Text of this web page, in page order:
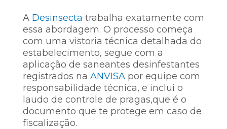
A Desinsecta trabalha exatamente com
essa abordagem. O processo começa
com uma vistoria técnica detalhada do
estabelecimento, segue com a
aplicação de saneantes desinfestantes
registrados na ANVISApor equipe com
responsabilidade técnica, e inclui o
laudo de controle de pragas,que é o
documento que te protege em caso de
fiscalização.